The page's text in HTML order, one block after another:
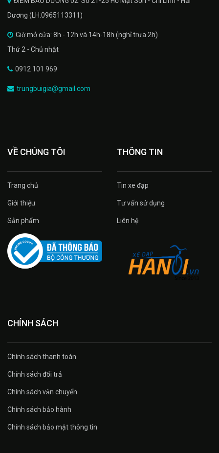
Dương (LH:0965113311)
Giờ mở cửa: 8h - 12h và 14h-18h (nghỉ trưa 2h)
Thứ 2 - Chủ nhật
0912 101 969
trungbuigia@gmail.com
VỀ CHÚNG TÔI
Trang chủ
Giới thiệu
Sản phẩm
THÔNG TIN
Tin xe đạp
Tư vấn sử dụng
Liên hệ
CHÍNH SÁCH
Chính sách thanh toán
Chính sách đổi trả
Chính sách vận chuyển
Chính sách bảo hành
Chính sách bảo mật thông tin